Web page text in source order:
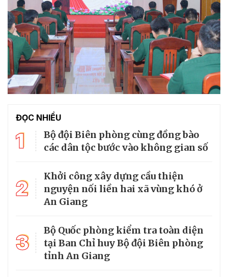
ĐỌC NHIỀU
1
Bộ đội Biên phòng cùng đồng bào
các dân tộc bước vào không gian số
2
Khởi công xây dựng cầu thiện
nguyện nối liền hai xã vùng khó ở
An Giang
3
Bộ Quốc phòng kiểm tra toàn diện
tại Ban Chỉ huy Bộ đội Biên phòng
tỉnh An Giang